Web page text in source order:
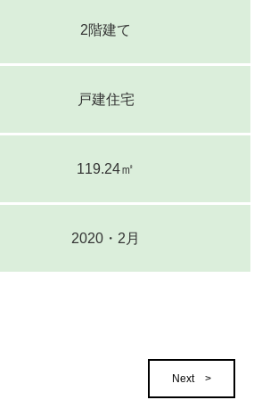
2階建て
戸建住宅
119.24㎡
2020・2月
Next >